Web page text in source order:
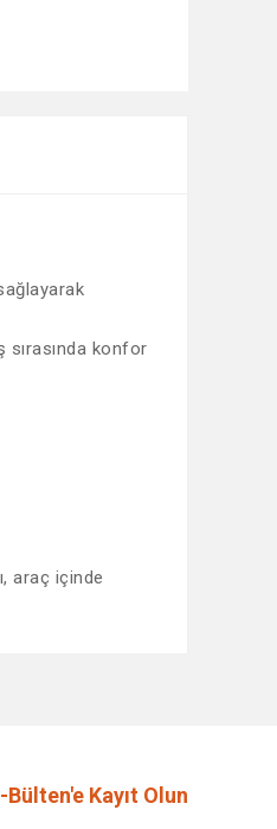
sırasında konfor
araç içinde
Bülten'e Kayıt Olun